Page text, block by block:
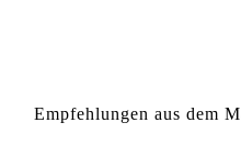
Empfehlungen aus dem